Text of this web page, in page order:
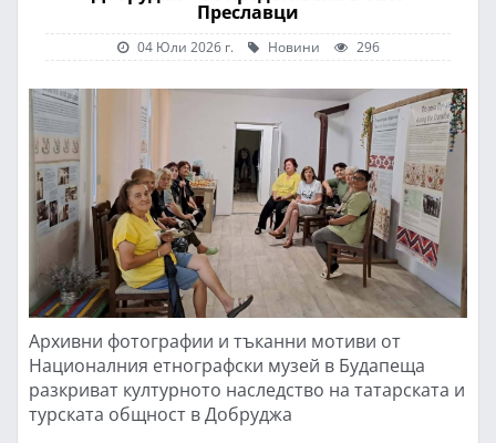
Преславци
04 Юли 2026 г. Новини 296
Архивни фотографии и тъканни мотиви от
Националния етнографски музей в Будапеща
разкриват културното наследство на татарската и
турската общност в Добруджа